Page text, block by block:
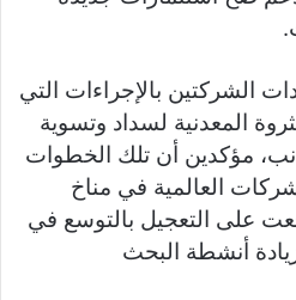
الشركتين بالإجراءات التي
المعدنية لسداد وتسوية
مؤكدين أن تلك الخطوات
العالمية في مناخ
على التعجيل بالتوسع في
أنشطة البحث